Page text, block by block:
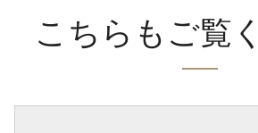
こちらもご覧